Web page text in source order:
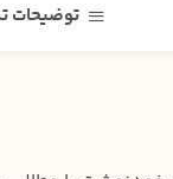
توضیحات